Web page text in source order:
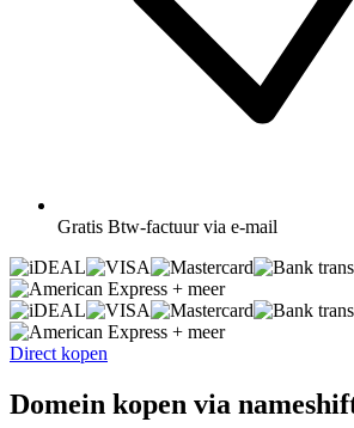
Gratis Btw-factuur via e-mail
+ meer
+ meer
Direct kopen
Domein kopen via